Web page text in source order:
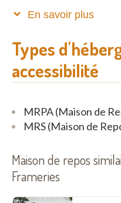
Elle est implantée au
Toutes les chambres
lavabo, douche et WC.
avec du mobilier et
de recréer un cadre de
En savoir plus
Types
accessibilité
MRPA (Maison de
MRS (Maison de
Maison de repos
Frameries